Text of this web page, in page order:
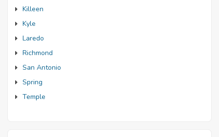
Killeen
Kyle
Laredo
Richmond
San Antonio
Spring
Temple